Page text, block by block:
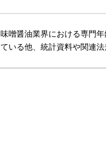
味噌醤油業界における専門
ている他、統計資料や関連法